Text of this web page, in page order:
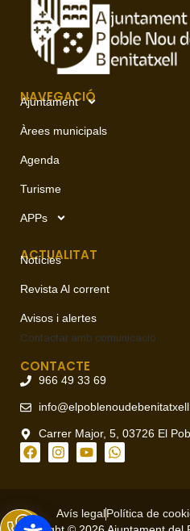
NAVEGACIÓ
Ajuntament
Àrees municipals
Agenda
Turisme
APPs
ACTUALITAT
Notícies
Revista Al corrent
Avisos i alertes
Contactar amb comunicació
CONTACTE
966 49 33 69
Carrer Major, 5, 03726 El
Avís legalPolítica de